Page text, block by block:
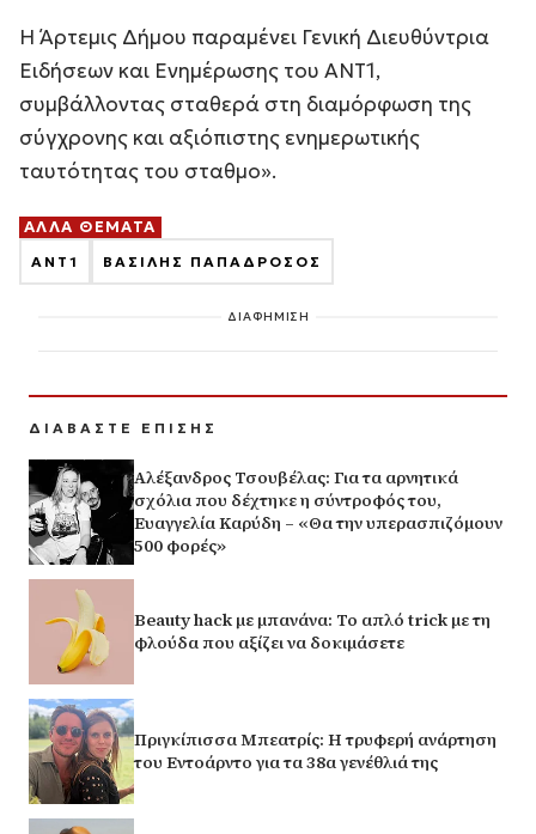
Η Άρτεμις Δήμου παραμένει Γενική Διευθύντρια
Ειδήσεων και Ενημέρωσης του ΑΝΤ1,
συμβάλλοντας σταθερά στη διαμόρφωση της
σύγχρονης και αξιόπιστης ενημερωτικής
ταυτότητας του σταθμο».
ΑΛΛΑ ΘΕΜΑΤΑ
ΑΝΤ1 ΒΑΣΙΛΗΣ ΠΑΠΑΔΡΟΣΟΣ
ΔΙΑΦΗΜΙΣΗ
ΔΙΑΒΑΣΤΕ ΕΠΙΣΗΣ
Αλέξανδρος Τσουβέλας: Για τα αρνητικά
σχόλια που δέχτηκε η σύντροφός του,
Ευαγγελία Καρύδη – «Θα την υπερασπιζόμουν
500 φορές»
Beauty hack με μπανάνα: Το απλό trick με τη
φλούδα που αξίζει να δοκιμάσετε
Πριγκίπισσα Μπεατρίς: Η τρυφερή ανάρτηση
του Εντοάρντο για τα 38α γενέθλιά της